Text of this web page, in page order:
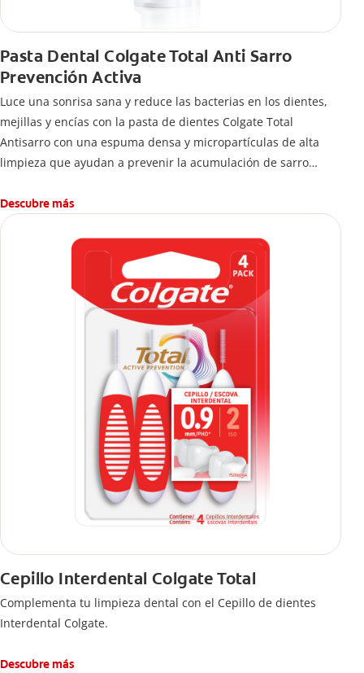
Pasta Dental Colgate Total Anti Sarro
Prevención Activa
Luce una sonrisa sana y reduce las bacterias en los dientes,
mejillas y encías con la pasta de dientes Colgate Total
Antisarro con una espuma densa y micropartículas de alta
limpieza que ayudan a prevenir la acumulación de sarro
Descubre más
Cepillo Interdental Colgate Total
Complementa tu limpieza dental con el Cepillo de dientes
Interdental Colgate.
Descubre más